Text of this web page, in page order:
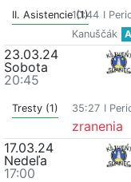
II. Asistencie (1)
10:44 I
Kanuščák
23.03.24
Sobota
20:45
Tresty (1) 35:27 I
zranenia
17.03.24
Nedeľa
17:00